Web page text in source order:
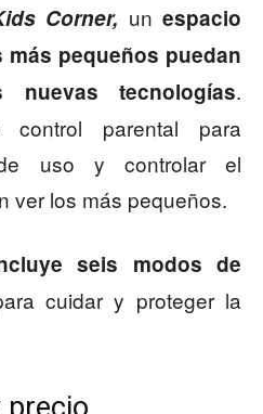
Corner, unespacio
pequeños puedan
tecnologías.
control parental para
uso y controlar el
ver los más pequeños.
seis modos de
cuidar y proteger la
precio